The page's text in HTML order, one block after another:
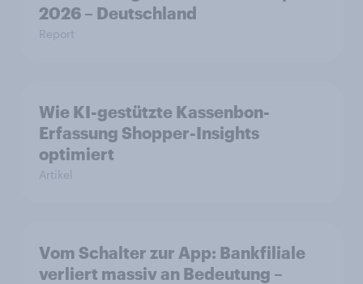
2026 – Deutschland
Report
Wie KI-gestützte Kassenbon-
Erfassung Shopper-Insights
optimiert
Artikel
Vom Schalter zur App: Bankfiliale
verliert massiv an Bedeutung –